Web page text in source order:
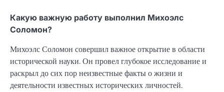
Какую важную работу выполнил Михоэлс
Соломон?
Михоэлс Соломон совершил важное открытие в области
исторической науки. Он провел глубокое исследование и
раскрыл до сих пор неизвестные факты о жизни и
деятельности известных исторических личностей.